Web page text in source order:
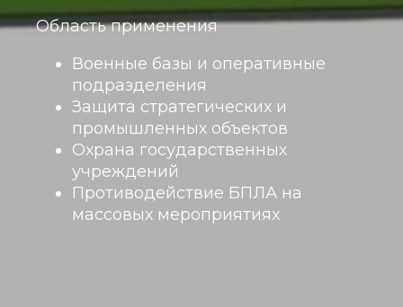
Область применения
Военные базы и оперативные
подразделения
Защита стратегических и
промышленных объектов
Охрана государственных
учреждений
Противодействие БПЛА на
массовых мероприятиях